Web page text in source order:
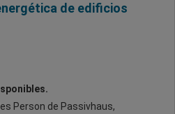
de edificios
Person de Passivhaus,